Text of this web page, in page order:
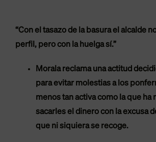
“Con el tasazo de la basura el alcalde
perfil, pero con la huelga sí.”
Morala reclama una actitud
para evitar molestias a los
menos tan activa como la que ha
sacarles el dinero con la excusa
que ni siquiera se recoge.